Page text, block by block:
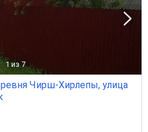
1 из 7
Чирш-Хирлепы, улица